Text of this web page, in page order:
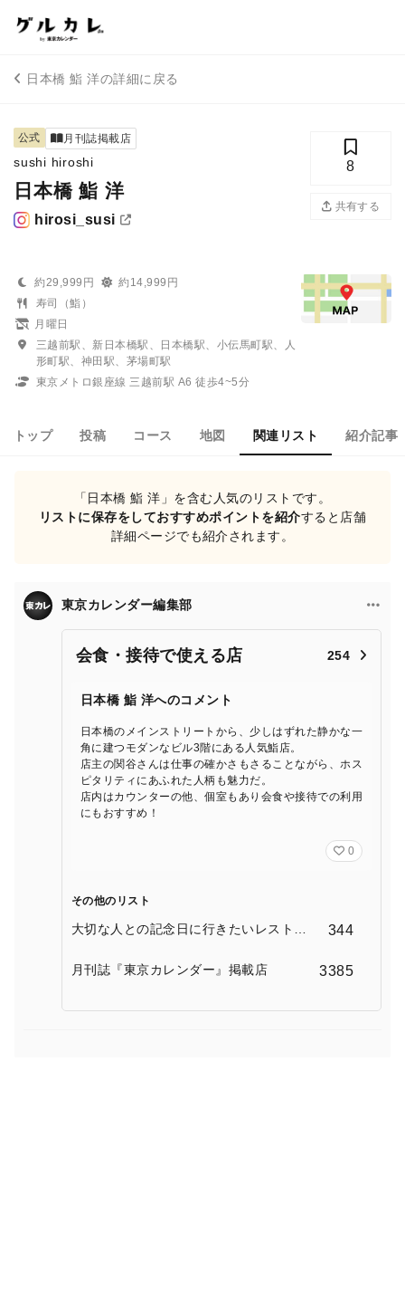
日本橋 鮨 洋の詳細に戻る
公式 月刊誌掲載店
sushi hiroshi
日本橋 鮨 洋
hirosi_susi
8
共有する
約29,999円
約14,999円
寿司（鮨）
月曜日
三越前駅、新日本橋駅、日本橋駅、小伝馬町駅、人
形町駅、神田駅、茅場町駅
東京メトロ銀座線 三越前駅 A6 徒歩4~5分
トップ 投稿 コース 地図 関連リスト 紹介記事
「日本橋 鮨 洋」を含む人気のリストです。
リストに保存をしておすすめポイントを紹介すると店舗
詳細ページでも紹介されます。
東京カレンダー編集部
会食・接待で使える店 254
日本橋 鮨 洋へのコメント
日本橋のメインストリートから、少しはずれた静かな一
角に建つモダンなビル3階にある人気鮨店。
店主の関谷さんは仕事の確かさもさることながら、ホス
ピタリティにあふれた人柄も魅力だ。
店内はカウンターの他、個室もあり会食や接待での利用
にもおすすめ！
0
その他のリスト
大切な人との記念日に行きたいレストラ
344
月刊誌『東京カレンダー』掲載店 3385